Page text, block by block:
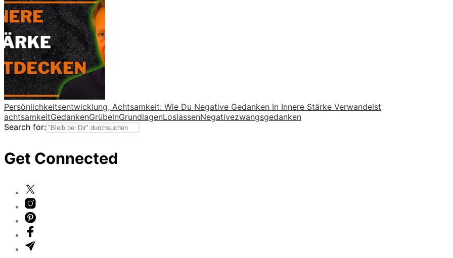
Persönlichkeitsentwicklung, Achtsamkeit: Wie Du Negative Gedanken In Innere Stärke Verwandelst
achtsamkeitGedankenGrübelnGrundlagenLoslassenNegativezwangsgedanken
Search for:
Get Connected